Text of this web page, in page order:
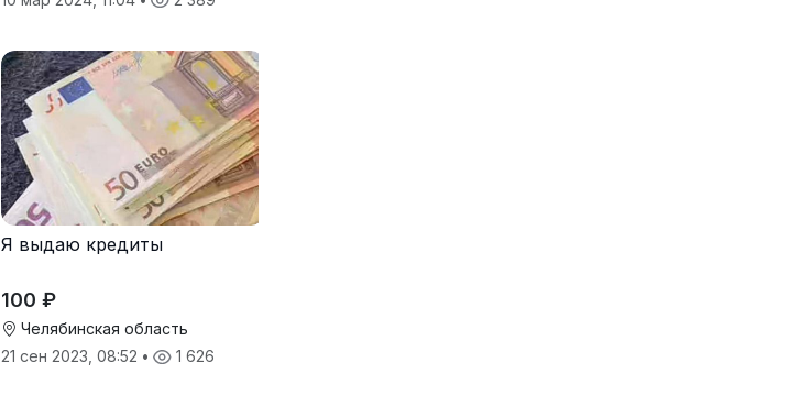
Я выдаю кредиты
100 ₽
Челябинская область
21 сен 2023, 08:52 • 1 626